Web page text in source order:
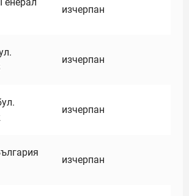
изчерпан
изчерпан
изчерпан
изчерпан